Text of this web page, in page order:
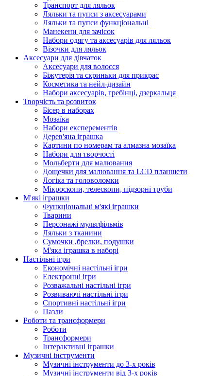
Транспорт для ляльок
Ляльки та пупси з аксесуарами
Ляльки та пупси функціональні
Манекени для зачісок
Набори одягу та аксесуарів для ляльок
Візочки для ляльок
Аксесуари для дівчаток
Аксесуари для волосся
Біжутерія та скриньки для прикрас
Косметика та нейл-дизайн
Набори аксесуарів, гребінці, дзеркальця
Творчість та розвиток
Бісер в наборах
Мозаїка
Набори експерементів
Дерев'яна іграшка
Картини по номерам та алмазна мозаїка
Набори для творчості
Мольберти для малювання
Дощечки для малювання та LCD планшети
Логіка та головоломки
Мікроскопи, телескопи, підзорні труби
М'які іграшки
Функціональні м'які іграшки
Тварини
Персонажі мультфільмів
Ляльки з тканини
Сумочки ,брелки, подушки
М'яка іграшка в наборі
Настільні ігри
Економічні настільні ігри
Електронні ігри
Розважальні настільні ігри
Розвиваючі настільні ігри
Спортивні настільні ігри
Пазли
Роботи та трансформери
Роботи
Трансформери
Інтерактивні іграшки
Музичні інструменти
Музичні інструменти до 3-х років
Музичні інструменти від 3-х років